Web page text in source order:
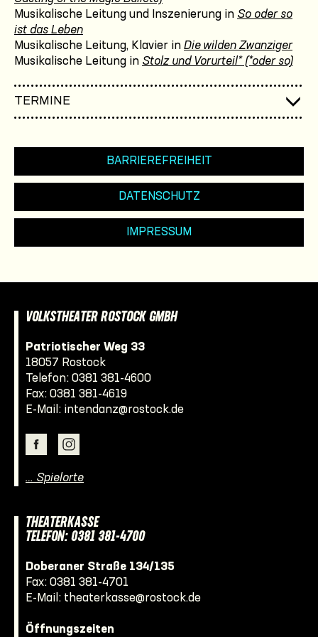
Musikalische Leitung und Inszenierung in So oder so
ist das Leben
Musikalische Leitung, Klavier in Die wilden Zwanziger
Musikalische Leitung in Stolz und Vorurteil* (*oder so)
TERMINE
BARRIEREFREIHEIT
DATENSCHUTZ
IMPRESSUM
VOLKSTHEATER ROSTOCK GMBH
Patriotischer Weg 33
18057 Rostock
Telefon: 0381 381-4600
Fax: 0381 381-4619
E-Mail: intendanz@rostock.de
… Spielorte
THEATERKASSE
TELEFON: 0381 381-4700
Doberaner Straße 134/135
Fax: 0381 381-4701
E-Mail: theaterkasse@rostock.de
Öffnungszeiten